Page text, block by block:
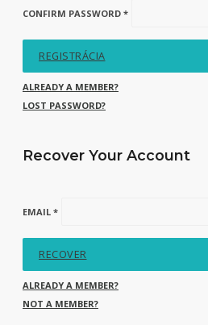
CONFIRM PASSWORD *
REGISTRÁCIA
ALREADY A MEMBER?
LOST PASSWORD?
Recover Your Account
EMAIL *
RECOVER
ALREADY A MEMBER?
NOT A MEMBER?